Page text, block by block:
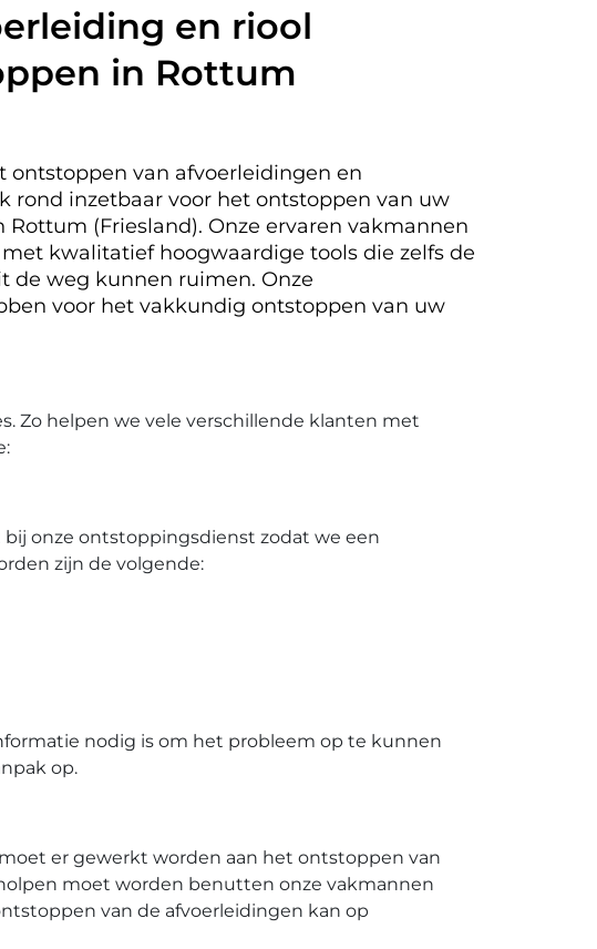
en riool
in Rottum
ontstoppen van afvoerleidingen en
rond inzetbaar voor het ontstoppen van uw
(Friesland). Onze ervaren vakmannen
kwalitatief hoogwaardige tools die zelfs de
de weg kunnen ruimen. Onze
voor het vakkundig ontstoppen van uw
Zo helpen we vele verschillende klanten met
onze ontstoppingsdienst zodat we een
zijn de volgende:
nodig is om het probleem op te kunnen
op.
er gewerkt worden aan het ontstoppen van
moet worden benutten onze vakmannen
van de afvoerleidingen kan op